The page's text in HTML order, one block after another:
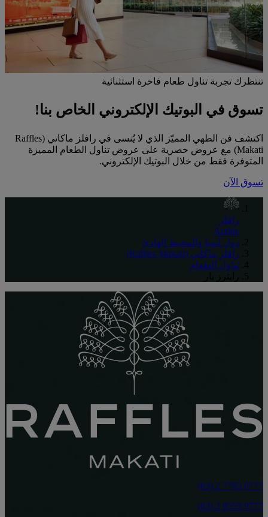
تنتظرك تجربة تناول طعام فاخرة استثنائية
تسوق في البوتيك الإلكتروني الخاص بنا!
اكتشف فن الطهي المميّز الذي لا يُنسى في رافلز ماكاتي (Raffles
Makati) مع عروض حصرية على عروض تناول الطعام المميزة
المتوفرة فقط من خلال البوتيك الإلكتروني.
تسوق الآن
رافلز
Arabic
دول آسيا والمحيط الهادئ
رافلز ماكاتي (Raffles Makati)
تناول الطعام
‎(63) 2 7795 0777‏
9777 8555 2 (63)